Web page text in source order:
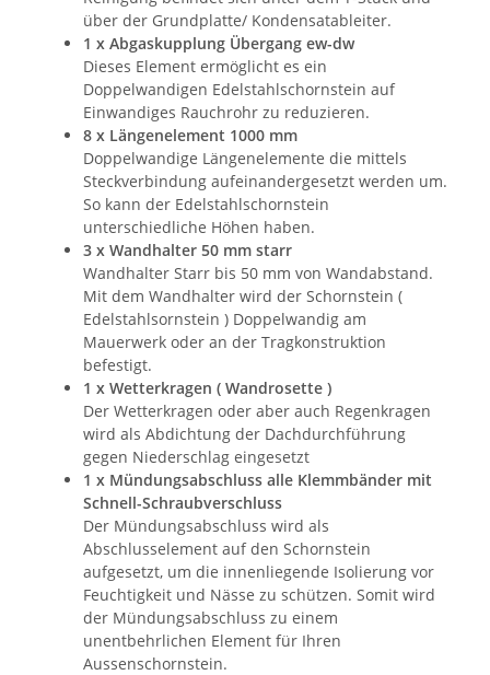
über der Grundplatte/ Kondensatableiter.
1 x Abgaskupplung Übergang ew-dw
Dieses Element ermöglicht es ein
Doppelwandigen Edelstahlschornstein auf
Einwandiges Rauchrohr zu reduzieren.
8 x Längenelement 1000 mm
Doppelwandige Längenelemente die mittels
Steckverbindung aufeinandergesetzt werden um.
So kann der Edelstahlschornstein
unterschiedliche Höhen haben.
3 x Wandhalter 50 mm starr
Wandhalter Starr bis 50 mm von Wandabstand.
Mit dem Wandhalter wird der Schornstein (
Edelstahlsornstein ) Doppelwandig am
Mauerwerk oder an der Tragkonstruktion
befestigt.
1 x Wetterkragen ( Wandrosette )
Der Wetterkragen oder aber auch Regenkragen
wird als Abdichtung der Dachdurchführung
gegen Niederschlag eingesetzt
1 x Mündungsabschluss alle Klemmbänder mit
Schnell-Schraubverschluss
Der Mündungsabschluss wird als
Abschlusselement auf den Schornstein
aufgesetzt, um die innenliegende Isolierung vor
Feuchtigkeit und Nässe zu schützen. Somit wird
der Mündungsabschluss zu einem
unentbehrlichen Element für Ihren
Aussenschornstein.